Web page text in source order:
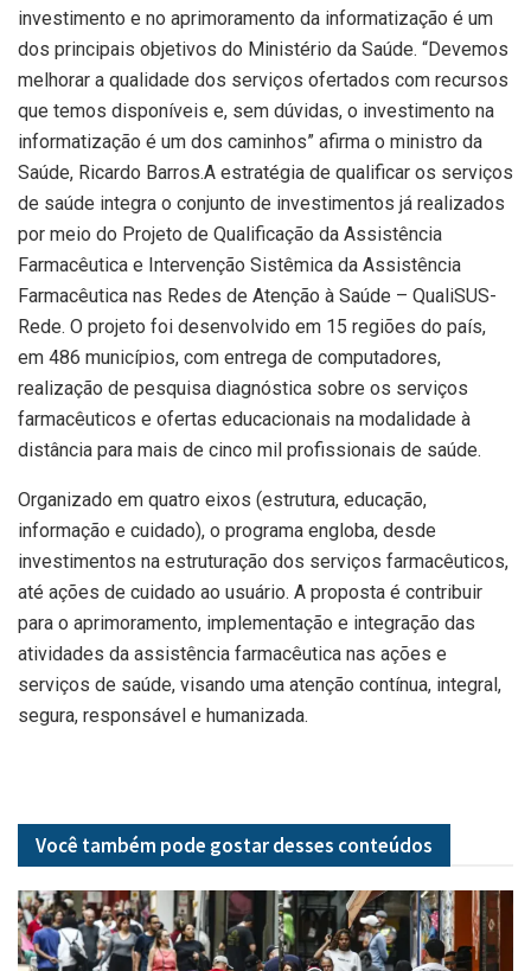
investimento e no aprimoramento da informatização é um
dos principais objetivos do Ministério da Saúde. “Devemos
melhorar a qualidade dos serviços ofertados com recursos
que temos disponíveis e, sem dúvidas, o investimento na
informatização é um dos caminhos” afirma o ministro da
Saúde, Ricardo Barros.A estratégia de qualificar os serviços
de saúde integra o conjunto de investimentos já realizados
por meio do Projeto de Qualificação da Assistência
Farmacêutica e Intervenção Sistêmica da Assistência
Farmacêutica nas Redes de Atenção à Saúde – QualiSUS-
Rede. O projeto foi desenvolvido em 15 regiões do país,
em 486 municípios, com entrega de computadores,
realização de pesquisa diagnóstica sobre os serviços
farmacêuticos e ofertas educacionais na modalidade à
distância para mais de cinco mil profissionais de saúde.
Organizado em quatro eixos (estrutura, educação,
informação e cuidado), o programa engloba, desde
investimentos na estruturação dos serviços farmacêuticos,
até ações de cuidado ao usuário. A proposta é contribuir
para o aprimoramento, implementação e integração das
atividades da assistência farmacêutica nas ações e
serviços de saúde, visando uma atenção contínua, integral,
segura, responsável e humanizada.
Você também pode gostar desses conteúdos